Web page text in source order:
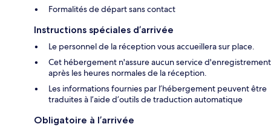
Formalités de départ sans contact
Instructions spéciales d’arrivée
Le personnel de la réception vous accueillera sur place.
Cet hébergement n'assure aucun service d'enregistrement
après les heures normales de la réception.
Les informations fournies par l’hébergement peuvent être
traduites à l’aide d’outils de traduction automatique
Obligatoire à l’arrivée